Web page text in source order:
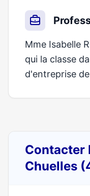
Mme Isabelle
qui la classe
d'entreprise
Contacter
Chuelles